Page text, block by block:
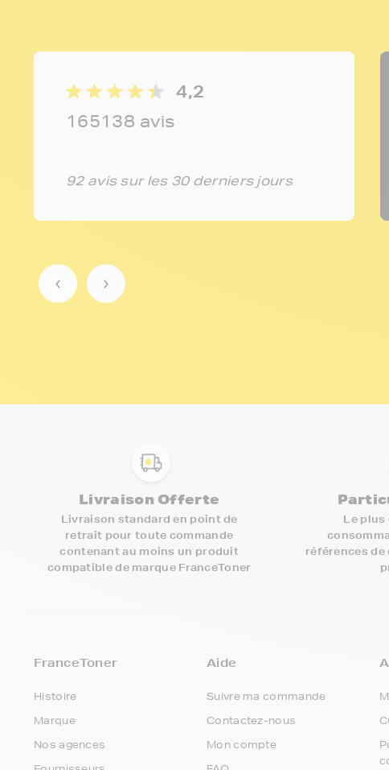
4,2
165138 avis
92 avis sur les 30 derniers jours
Livraison Offerte
Livraison standard en point de
retrait pour toute commande
contenant au moins un produit
compatible de marque FranceToner
Le plus
références
FranceToner
Histoire
Marque
Nos agences
Aide
Suivre ma commande
Contactez-nous
Mon compte